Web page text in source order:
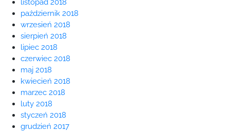
listopad 2018
październik 2018
wrzesień 2018
sierpień 2018
lipiec 2018
czerwiec 2018
maj 2018
kwiecień 2018
marzec 2018
luty 2018
styczeń 2018
grudzień 2017